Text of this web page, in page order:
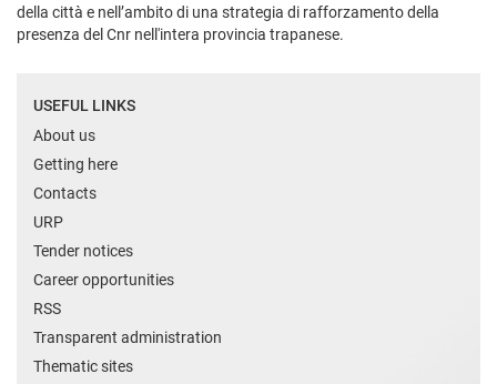
della città e nell’ambito di una strategia di rafforzamento della
presenza del Cnr nell'intera provincia trapanese.
USEFUL LINKS
About us
Getting here
Contacts
URP
Tender notices
Career opportunities
RSS
Transparent administration
Thematic sites